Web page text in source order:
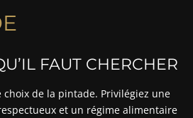
FAUT CHERCHER
de la pintade. Privilégiez une
et un régime alimentaire